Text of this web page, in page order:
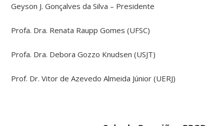
Geyson J. Gonçalves da Silva – Presidente
Profa. Dra. Renata Raupp Gomes (UFSC)
Profa. Dra. Debora Gozzo Knudsen (USJT)
Prof. Dr. Vitor de Azevedo Almeida Júnior (UERJ)